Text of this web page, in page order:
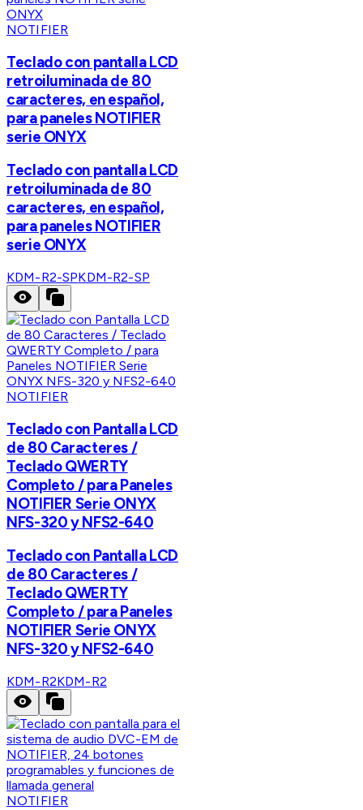
NOTIFIER
Teclado con pantalla LCD
retroiluminada de 80
caracteres, en español,
para paneles NOTIFIER
serie ONYX
Teclado con pantalla LCD
retroiluminada de 80
caracteres, en español,
para paneles NOTIFIER
serie ONYX
KDM-R2-SPKDM-R2-SP
NOTIFIER
Teclado con Pantalla LCD
de 80 Caracteres /
Teclado QWERTY
Completo / para Paneles
NOTIFIER Serie ONYX
NFS-320 y NFS2-640
Teclado con Pantalla LCD
de 80 Caracteres /
Teclado QWERTY
Completo / para Paneles
NOTIFIER Serie ONYX
NFS-320 y NFS2-640
KDM-R2KDM-R2
NOTIFIER